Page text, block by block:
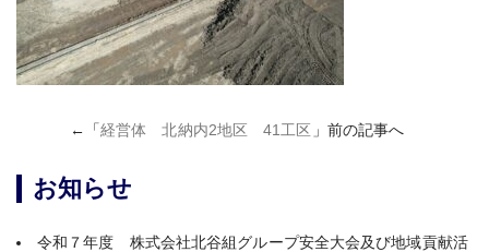
←「経営体 北納内2地区 41工区 」前の記事へ
お知らせ
令和７年度 株式会社北谷組グループ安全大会及び地域貢献活